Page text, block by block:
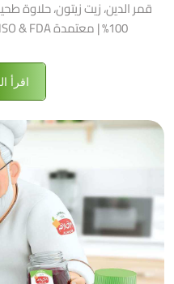
قمر الدين، زيت زيتون، حلاوة
100% | معتمدة ISO & FDA | نصدر لأوروبا والخليج وأمريكا
اقرأ